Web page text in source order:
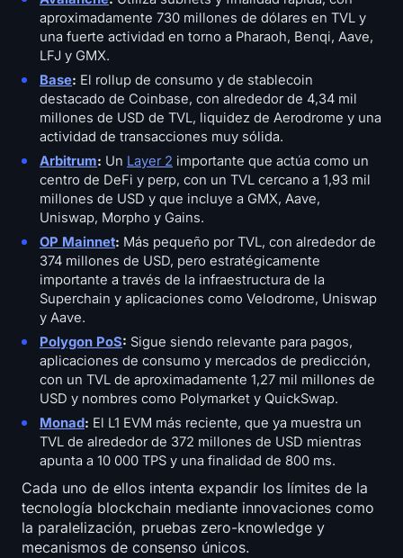
aproximadamente 730 millones de dólares en TVL y
una fuerte actividad en torno a Pharaoh, Benqi, Aave,
LFJ y GMX.
Base: El rollup de consumo y de stablecoin
destacado de Coinbase, con alrededor de 4,34 mil
millones de USD de TVL, liquidez de Aerodrome y una
actividad de transacciones muy sólida.
Arbitrum: Un Layer 2 importante que actúa como un
centro de DeFi y perp, con un TVL cercano a 1,93 mil
millones de USD y que incluye a GMX, Aave,
Uniswap, Morpho y Gains.
OP Mainnet: Más pequeño por TVL, con alrededor de
374 millones de USD, pero estratégicamente
importante a través de la infraestructura de la
Superchain y aplicaciones como Velodrome, Uniswap
y Aave.
Polygon PoS: Sigue siendo relevante para pagos,
aplicaciones de consumo y mercados de predicción,
con un TVL de aproximadamente 1,27 mil millones de
USD y nombres como Polymarket y QuickSwap.
Monad: El L1 EVM más reciente, que ya muestra un
TVL de alrededor de 372 millones de USD mientras
apunta a 10 000 TPS y una finalidad de 800 ms.
Cada uno de ellos intenta expandir los límites de la
tecnología blockchain mediante innovaciones como
la paralelización, pruebas zero-knowledge y
mecanismos de consenso únicos.